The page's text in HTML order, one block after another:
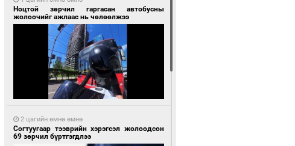
Ноцтой зөрчил гаргасан автобусны
жолоочийг ажлаас нь чөлөөлжээ
2 цагийн өмнө өмнө
Согтуугаар тээврийн хэрэгсэл жолоодсон
69 зөрчил бүртгэгдлээ